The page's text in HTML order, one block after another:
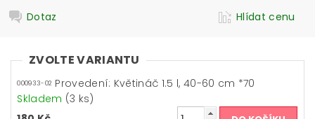
Dotaz
Hlídat cenu
ZVOLTE VARIANTU
000933-02 Provedení: Květináč 1.5 l, 40-60 cm *70
Skladem (3 ks)